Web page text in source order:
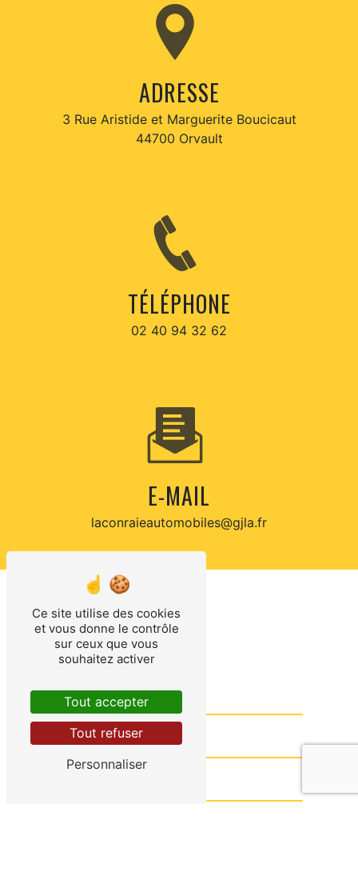
ADRESSE
3 Rue Aristide et Marguerite Boucicaut
44700 Orvault
TÉLÉPHONE
02 40 94 32 62
E-MAIL
laconraieautomobiles@gjla.fr
CONTACTEZ-NOUS
Ce site utilise des cookies
et vous donne le contrôle
sur ceux que vous
souhaitez activer
Tout accepter
Tout refuser
Personnaliser